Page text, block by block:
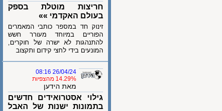
חריצות מוטלת בספק
בעולם האקדמי »»
זינוק חד במספר כותבי המאמרים
הפוריים במיוחד מעורר חשש
להתנהגות לא ישרה של חוקרים,
המונעים בידי לחצי קידום ותקצוב
26/04/24 08:16
14.29% מהצפיות
מאת הידען
גילוי אסטרואידים חדשים
בתמונות ישנות של האבל